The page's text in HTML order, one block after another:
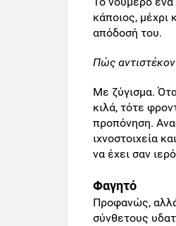
κάποιος, μέχρι
απόδοσή του.
Πώς
Με ζύγισμα.
κιλά, τότε
προπόνηση.
ιχνοστοιχεία
να έχει σαν
Φαγητό
Προφανώς,
σύνθετους